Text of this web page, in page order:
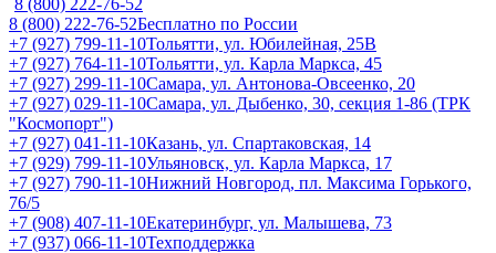
8 (800) 222-76-52
8 (800) 222-76-52Бесплатно по России
+7 (927) 799-11-10Тольятти, ул. Юбилейная, 25В
+7 (927) 764-11-10Тольятти, ул. Карла Маркса, 45
+7 (927) 299-11-10Самара, ул. Антонова-Овсеенко, 20
+7 (927) 029-11-10Самара, ул. Дыбенко, 30, секция 1-86 (ТРК
"Космопорт")
+7 (927) 041-11-10Казань, ул. Спартаковская, 14
+7 (929) 799-11-10Ульяновск, ул. Карла Маркса, 17
+7 (927) 790-11-10Нижний Новгород, пл. Максима Горького,
76/5
+7 (908) 407-11-10Екатеринбург, ул. Малышева, 73
+7 (937) 066-11-10Техподдержка